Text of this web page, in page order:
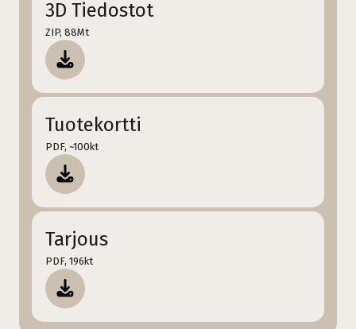
3D Tiedostot
ZIP, 88Mt
Tuotekortti
PDF, ~100kt
Tarjous
PDF, 196kt